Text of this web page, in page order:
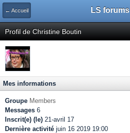
← Accueil LS forums
Profil de Christine Boutin
Mes informations
Groupe Members
Messages 6
Inscrit(e) (le) 21-avril 17
Dernière activité juin 16 2019 19:00